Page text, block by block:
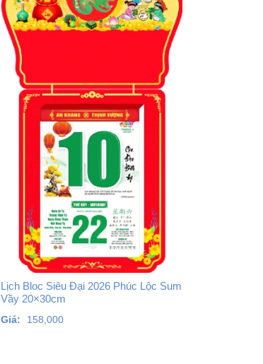
Lịch Bloc Siêu Đại 2026 Phúc Lộc Sum
Vầy 20×30cm
Giá: 158,000